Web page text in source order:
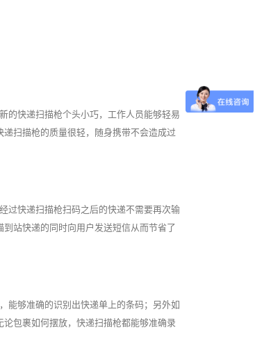
的快递扫描枪个头小巧，工作人员能够轻易
扫描枪的质量很轻，随身携带不会造成过
过快递扫描枪扫码之后的快递不需要再次输
站快递的同时向用户发送短信从而节省了
能够准确的识别出快递单上的条码；另外如
包裹如何摆放，快递扫描枪都能够准确录